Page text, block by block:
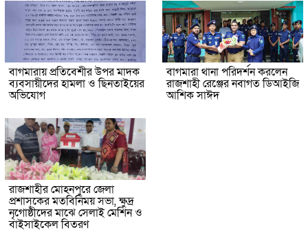
বাগমারায় প্রতিবেশীর উপর মাদক
ব্যবসায়ীদের হামলা ও ছিনতাইয়ের
অভিযোগ
বাগমারা থানা পরিদর্শন করলেন
রাজশাহী রেঞ্জের নবাগত ডিআইজি
আশিক সাঈদ
রাজশাহীর মোহনপুরে জেলা
প্রশাসকের মতবিনিময় সভা, ক্ষুদ্র
নৃগোষ্ঠীদের মাঝে সেলাই মেশিন ও
বাইসাইকেল বিতরণ